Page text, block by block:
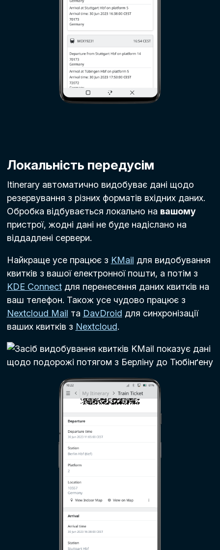
Локальність передусім
Itinerary автоматично видобуває дані щодо
резервування з різних форматів вхідних даних.
Обробка відбувається локально на вашому
пристрої, жодні дані не буде надіслано на
віддадлені сервери.
Найкраще усе працює з KMail для видобування
квитків з вашої електронної пошти, а потім з
KDE Connectдля перенесення даних квитків на
ваш телефон. Також усе чудово працює з
Nextcloud Mail та DavDroid для синхронізації
ваших квитків з Nextcloud.